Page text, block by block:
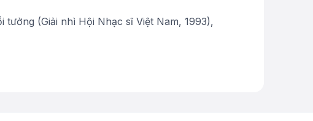
(Giải nhì Hội Nhạc sĩ Việt Nam, 1993),